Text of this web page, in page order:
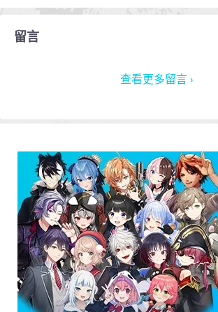
留言
查看更多留言 ›